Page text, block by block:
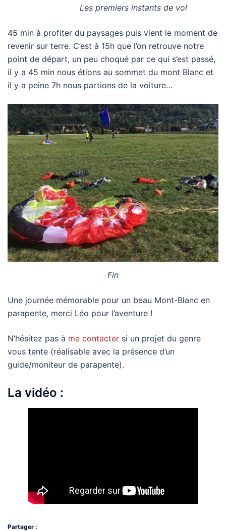
Les premiers instants de vol
45 min à profiter du paysages puis vient le moment de
revenir sur terre. C’est à 15h que l’on retrouve notre
point de départ, un peu choqué par ce qui s’est passé,
il y a 45 min nous étions au sommet du mont Blanc et
il y a peine 7h nous partions de la voiture…
Fin
Une journée mémorable pour un beau Mont-Blanc en
parapente, merci Léo pour l’aventure !
N’hésitez pas à me contacter si un projet du genre
vous tente (réalisable avec la présence d’un
guide/moniteur de parapente).
La vidéo :
Partager :